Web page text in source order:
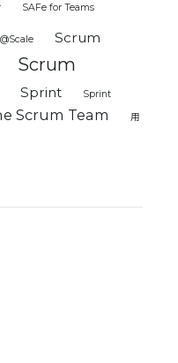
SAFe for Teams
Scrum
Scrum
Sprint
Sprint
Scrum Team
用